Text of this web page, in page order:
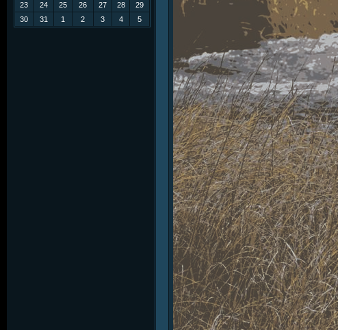
23
24 25 26 27 28
29
30
31 1 2 3 4 5